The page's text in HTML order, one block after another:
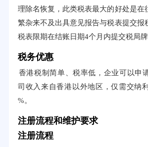
理除名恢复，此类税表最大的好处是在
繁杂来不及出具意见报告与税表提交报
税表限期在结账日期4个月内提交税局牌
税务优惠
香港税制简单、税率低，企业可以申
司收入来自香港以外地区，仅需交纳
%。
注册流程和维护要求
注册流程